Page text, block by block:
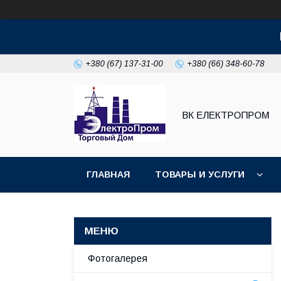
+380 (67) 137-31-00 +380 (66) 348-60-78
ВК ЕЛЕКТРОПРОМ
ГЛАВНАЯ ТОВАРЫ И УСЛУГИ
Фотогалерея